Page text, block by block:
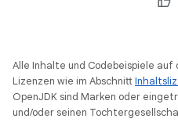
Alle Inhalte und Codebeispiele
Lizenzen wie im Abschnitt
OpenJDK sind Marken oder
und/oder seinen